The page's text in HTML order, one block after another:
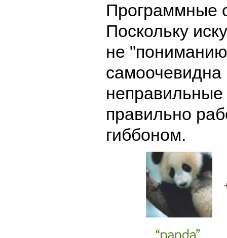
Программные
Поскольку
не
самоочевидна
правильно
гиббоном.